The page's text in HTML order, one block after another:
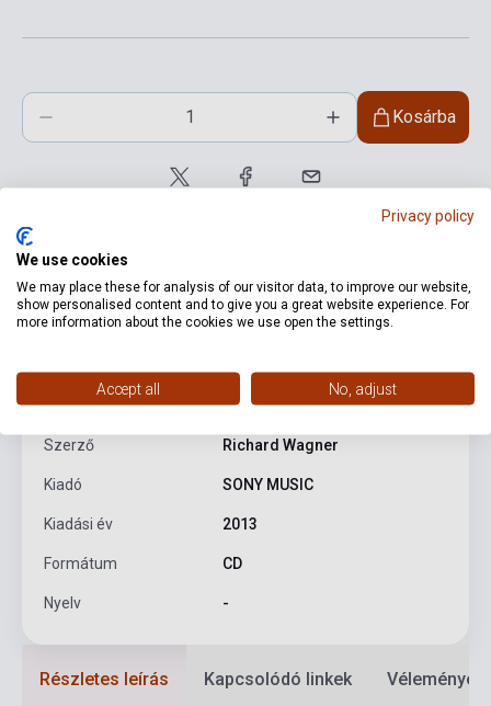
Kosárba
Termékjellemzők
ISBN 0887654415929
Szerző Richard Wagner
Kiadó SONY MUSIC
Kiadási év 2013
Formátum CD
Nyelv -
Részletes leírás Kapcsolódó linkek Vélemények
Privacy policy
We use cookies
We may place these for analysis of our visitor data, to improve our website,
show personalised content and to give you a great website experience. For
more information about the cookies we use open the settings.
Accept all No, adjust